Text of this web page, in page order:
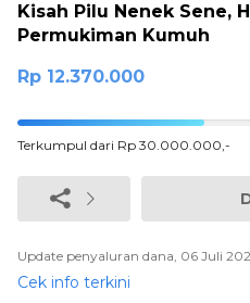
Kisah Pilu Nenek Sene,
Permukiman Kumuh
Rp 12.370.000
41.233333333333%
Complete
Terkumpul dari Rp 30.000.000,-
Update penyaluran dana, 06 Juli
Cek info terkini